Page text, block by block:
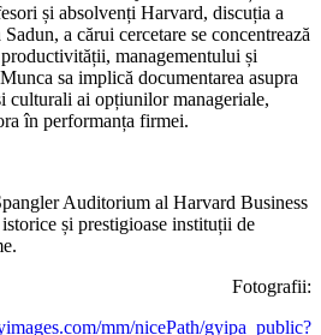
și absolvenți Harvard, discuția a
a cărui cercetare se concentrează
managementului și
sa implică documentarea asupra
culturali ai opțiunilor manageriale,
în performanța firmei.
Auditorium al Harvard Business
și prestigioase instituții de
Fotografii:
mm/nicePath/gyipa_public?